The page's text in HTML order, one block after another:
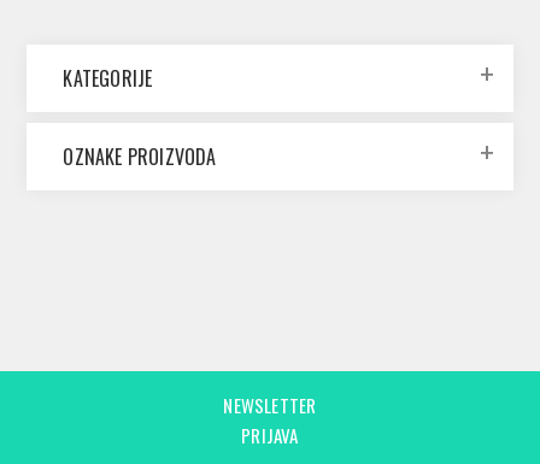
KATEGORIJE
OZNAKE PROIZVODA
NEWSLETTER
PRIJAVA